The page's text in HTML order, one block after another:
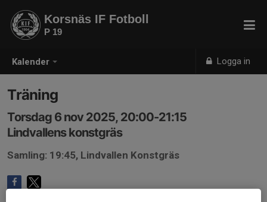
Kalender Logga in
Korsnäs IF Fotboll
P 19
Träning
Torsdag 6 nov 2025, 20:00-21:15
Lindvallens konstgräs
Samling: 19:45, Lindvallen Konstgräs